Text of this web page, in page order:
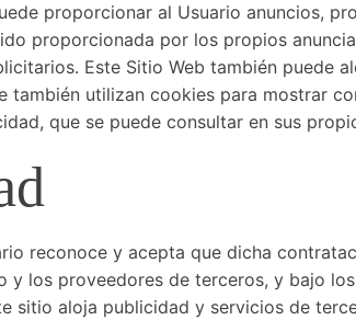
proporcionar al Usuario anuncios,
proporcionada por los propios
Este Sitio Web también puede
también utilizan cookies para mostrar
que se puede consultar en sus
reconoce y acepta que dicha
y los proveedores de terceros, y bajo
sitio aloja publicidad y servicios de